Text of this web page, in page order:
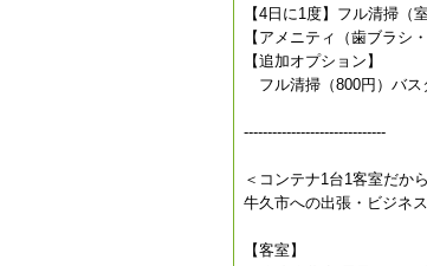
【4日に1度】フル清掃（
【アメニティ（歯ブラシ
【追加オプション】
フル清掃（800円）バス
------------------------------
＜コンテナ1台1客室だか
牛久市への出張・ビジネ
【客室】